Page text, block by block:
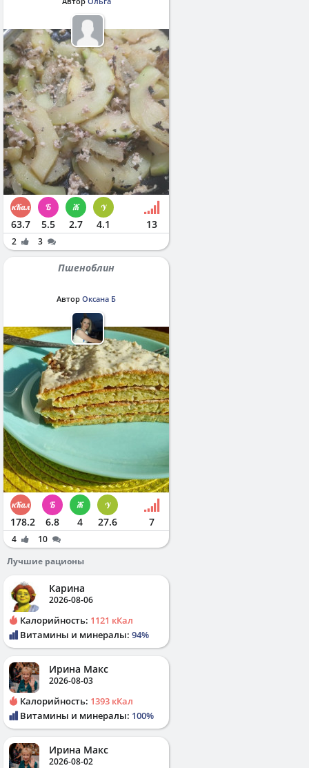
63.7 5.5 2.7 4.1 13
2 3
Пшеноблин
Автор Оксана Б
178.2 6.8 4 27.6 7
4
10
Лучшие рационы
Карина
2026-08-06
Калорийность: 1121 кКал
Витамины и минералы: 94%
Ирина Макс
2026-08-03
Калорийность: 1393 кКал
Витамины и минералы: 100%
Ирина Макс
2026-08-02